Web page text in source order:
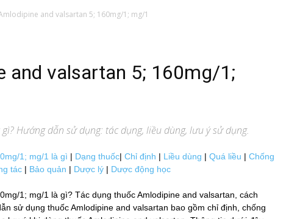
and valsartan 5; 160mg/1; mg/1
and valsartan 5; 160mg/1;
Hướng dẫn sử dụng: tác dụng, liều dùng, lưu ý sử dụng.
1; mg/1 là gì | Dạng thuốc| Chỉ định | Liều dùng | Quá liều | Chống
tác | Bảo quản | Dược lý | Dược động học
1; mg/1 là gì? Tác dụng thuốc Amlodipine and valsartan, cách
sử dụng thuốc Amlodipine and valsartan bao gồm chỉ định, chống